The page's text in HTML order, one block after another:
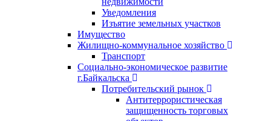
Уведомления
Изъятие земельных участков
Имущество
Жилищно-коммунальное хозяйство
Транспорт
Социально-экономическое развитие
г.Байкальска
Потребительский рынок
Антитеррористическая
защищенность торговых